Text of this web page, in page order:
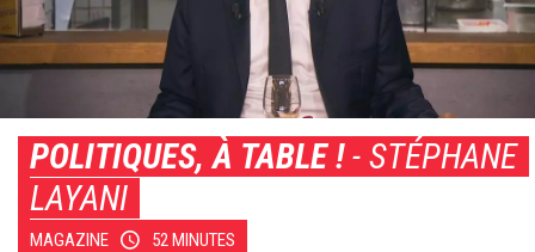
POLITIQUES, À TABLE !- STÉPHANE
LAYANI
MAGAZINE 52 MINUTES